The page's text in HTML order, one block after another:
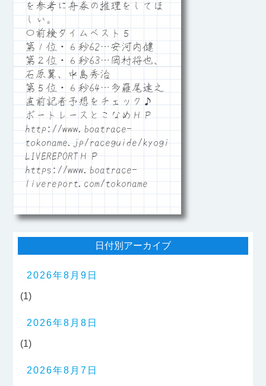
を参考に舟券の推理をしてほ
しい。
〇前検タイムベスト５
第１位・６秒62…安河内健
第２位・６秒63…岡村将也、
石原翼、中島秀治
第５位・６秒64…多羅尾達之
直前記者予想をチェック♪
ボートレースとこなめＨＰ
http://www.boatrace-
tokoname.jp/raceguide/kyogi06
LIVEREPORTＨＰ
https://www.boatrace-
livereport.com/tokoname
日付別アーカイブ
2026年8月9日
(1)
2026年8月8日
(1)
2026年8月7日